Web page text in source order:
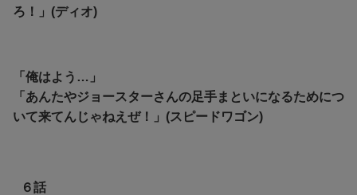
ろ！」(ディオ)
「俺はよう…」
「あんたやジョースターさんの足手まといになるためにつ
いて来てんじゃねえぜ！」(スピードワゴン)
６話